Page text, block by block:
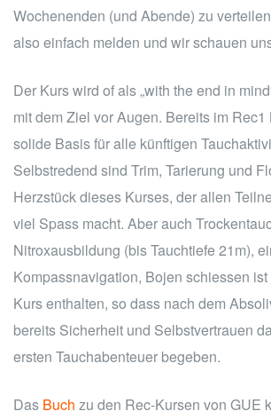
Wochenenden (und Abende) zu
also einfach melden und wir schauen
Der Kurs wird of als „with the end in
mit dem Ziel vor Augen. Bereits im
solide Basis für alle künftigen
Selbstredend sind Trim, Tarierung und
Herzstück dieses Kurses, der allen
viel Spass macht. Aber auch
Nitroxausbildung (bis Tauchtiefe 21m),
Kompassnavigation, Bojen schiessen
Kurs enthalten, so dass nach dem
bereits Sicherheit und Selbstvertrauen
ersten Tauchabenteuer begeben.
Das Buch zu den Rec-Kursen von GUE